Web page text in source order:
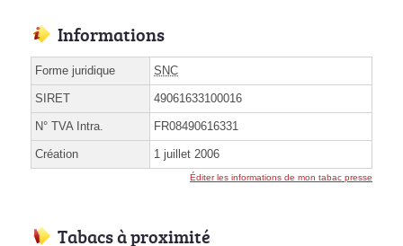
Informations
Forme juridique SNC
SIRET 49061633100016
N° TVA Intra. FR08490616331
Création 1 juillet 2006
Éditer les informations de mon tabac presse
Tabacs à proximité